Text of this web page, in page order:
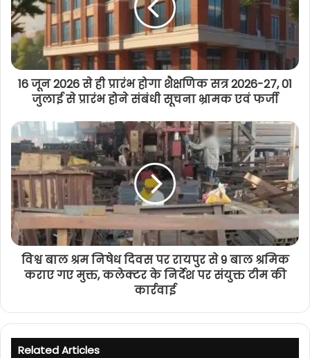
16 जून 2026 से ही प्रारंभ होगा शैक्षणिक सत्र 2026-27, 01
जुलाई से प्रारंभ होने संबंधी सूचना भ्रामक एवं फर्जी
विश्व बाल श्रम निषेध दिवस पर रायपुर से 9 बाल श्रमिक
कराए गए मुक्त, कलेक्टर के निर्देश पर संयुक्त टीम की
कार्रवाई
Related Articles